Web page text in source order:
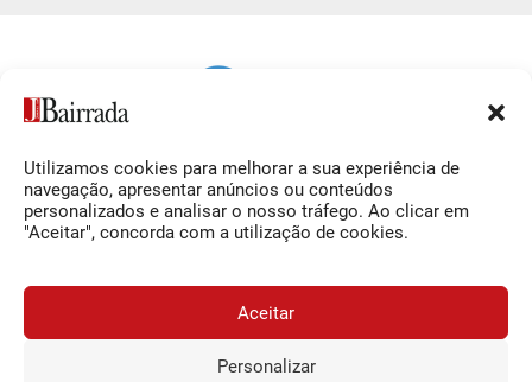
Utilizamos cookies para melhorar a sua experiência de
navegação, apresentar anúncios ou conteúdos
personalizados e analisar o nosso tráfego. Ao clicar em
"Aceitar", concorda com a utilização de cookies.
Aceitar
Personalizar
Siga-nos
Facebook
O Jornal da Bairrada
Contactos
Termos e Condições